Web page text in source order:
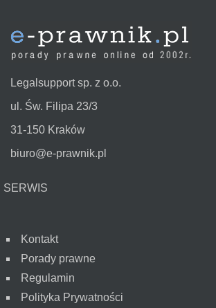
Legalsupport sp. z o.o.
ul. Św. Filipa 23/3
31-150 Kraków
biuro@e-prawnik.pl
SERWIS
Kontakt
Porady prawne
Regulamin
Polityka Prywatności